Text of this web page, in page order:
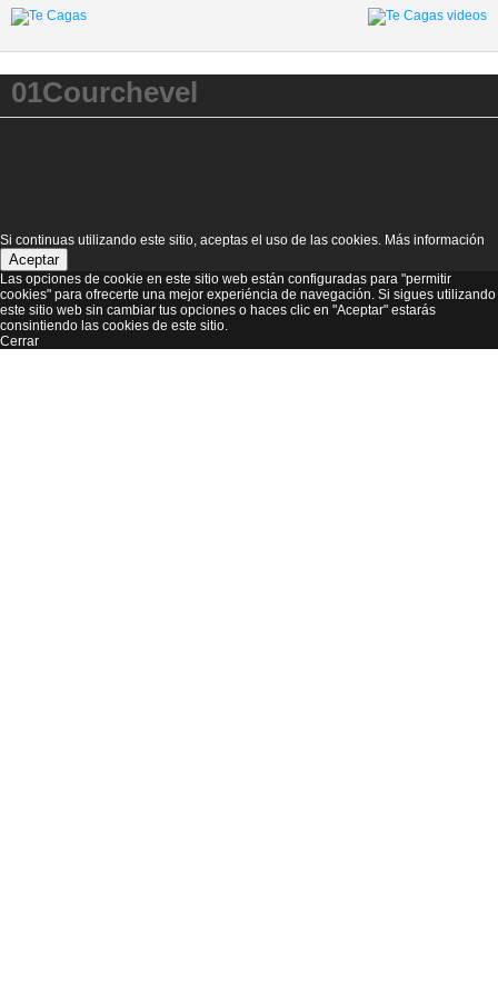
01Courchevel
Si continuas utilizando este sitio, aceptas el uso de las cookies. Más información
Aceptar
Las opciones de cookie en este sitio web están configuradas para "permitir
cookies" para ofrecerte una mejor experiéncia de navegación. Si sigues utilizando
este sitio web sin cambiar tus opciones o haces clic en "Aceptar" estarás
consintiendo las cookies de este sitio.
Cerrar